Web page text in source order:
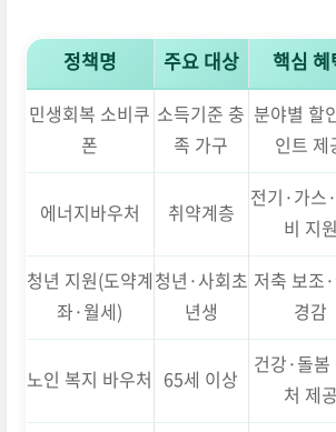
정책명 주요 대상 핵심 혜
민생회복 소비쿠
폰
소득기준 충
족 가구
분야별 할
인트 제
에너지바우처 취약계층
전기·가스
비 지원
청년 지원(도약계
좌·월세)
청년·사회초
년생
저축 보조
경감
노인 복지 바우처 65세 이상
건강·돌봄
처 제공